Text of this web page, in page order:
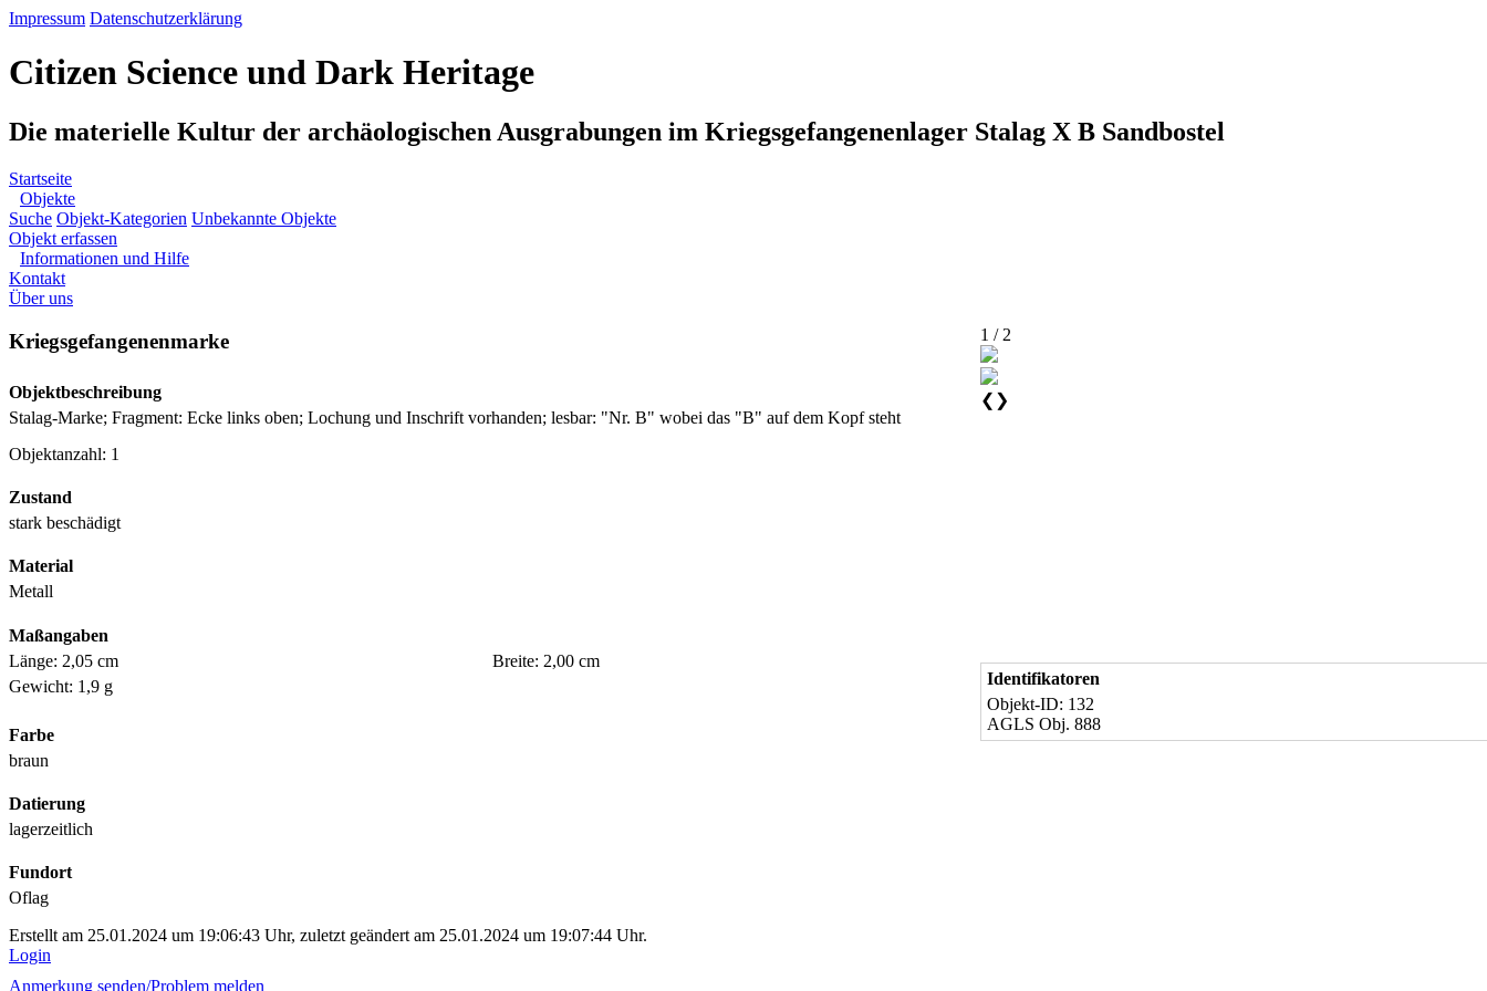
Impressum Datenschutzerklärung
Citizen Science und Dark Heritage
Die materielle Kultur der archäologischen Ausgrabungen im Kriegsgefangenenlager Stalag X B Sandbostel
Startseite
Objekte
Suche Objekt-Kategorien Unbekannte Objekte
Objekt erfassen
Informationen und Hilfe
Kontakt
Über uns
Kriegsgefangenenmarke
Objektbeschreibung
Stalag-Marke; Fragment: Ecke links oben; Lochung und Inschrift vorhanden; lesbar: "Nr. B" wobei das "B" auf dem Kopf steht
Objektanzahl: 1
Zustand
stark beschädigt
Material
Metall
Maßangaben
Länge: 2,05 cm
Breite: 2,00 cm
Gewicht: 1,9 g
Farbe
braun
Datierung
lagerzeitlich
1 / 2
❮ ❯
Identifikatoren
Objekt-ID: 132
AGLS Obj. 888
Fundort
Oflag
Erstellt am 25.01.2024 um 19:06:43 Uhr, zuletzt geändert am 25.01.2024 um 19:07:44 Uhr.
Login
Anmerkung senden/Problem melden